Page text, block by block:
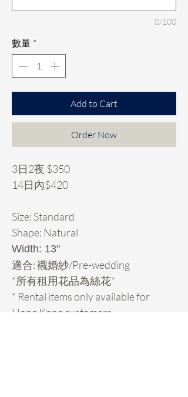
0/100
數量 *
Add to Cart
Order Now
3日2夜 $350
14日內$420
Size: Standard
Shape: Natural
Width: 13"
適合: 襯婚紗/Pre-wedding
*所有租用花品為絲花*
* Rental items only available for
Hong Kong customers.